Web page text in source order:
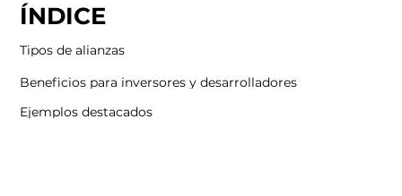
ÍNDICE
Tipos de alianzas
Beneficios para inversores y desarrolladores
Ejemplos destacados